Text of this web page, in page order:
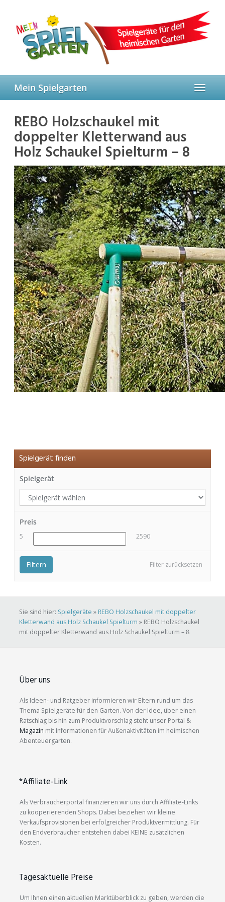
content
Toggle
Mein Spielgarten
REBO Holzschaukel mit
doppelter Kletterwand aus
Holz Schaukel Spielturm – 8
Spielgerät finden
Spielgerät
Preis
5 2590
Filter zurücksetzen
Filtern
Sie sind hier: Spielgeräte » REBO Holzschaukel mit doppelter
Kletterwand aus Holz Schaukel Spielturm » REBO Holzschaukel
mit doppelter Kletterwand aus Holz Schaukel Spielturm – 8
Über uns
Als Ideen- und Ratgeber informieren wir Eltern rund um das
Thema Spielgeräte für den Garten. Von der Idee, über einen
Ratschlag bis hin zum Produktvorschlag steht unser Portal &
Magazin mit Informationen für Außenaktivitäten im heimischen
Abenteuergarten.
*Affiliate-Link
Als Verbraucherportal finanzieren wir uns durch Affiliate-Links
zu kooperierenden Shops. Dabei beziehen wir kleine
Verkaufsprovisionen bei erfolgreicher Produktvermittlung. Für
den Endverbraucher entstehen dabei KEINE zusätzlichen
Kosten.
Tagesaktuelle Preise
Um Ihnen einen aktuellen Marktüberblick zu geben, werden die